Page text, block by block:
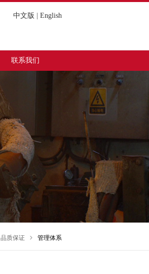
中文版 English
联系我们
品质保证 管理体系